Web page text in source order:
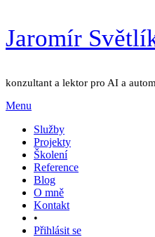
Přejít
k
Jaromír
konzultant a lektor pro AI a
Menu
Služby
Projekty
Školení
Reference
Blog
O mně
Kontakt
•
Přihlásit se